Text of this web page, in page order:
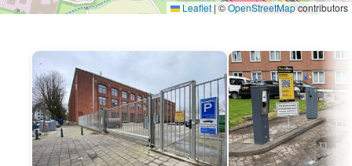
Leaflet |©OpenStreetMapcontributors